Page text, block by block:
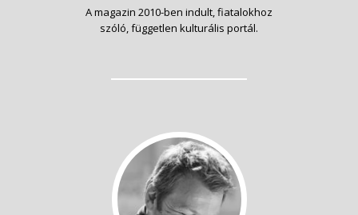
A magazin 2010-ben indult, fiatalokhoz
szóló, független kulturális portál.